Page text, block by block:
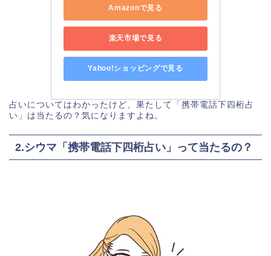
Amazonで見る
楽天市場で見る
Yahoo!ショッピングで見る
占いについてはわかったけど、果たして「携帯電話下四桁占
い」は当たるの？気になりますよね。
2.シウマ「携帯電話下四桁占い」って当たるの？